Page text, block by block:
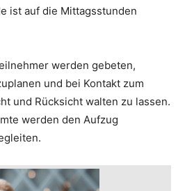
ist auf die Mittagsstunden
werden gebeten,
und bei Kontakt zum
und Rücksicht walten zu lassen.
werden den Aufzug